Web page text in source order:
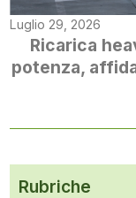
Luglio 29, 2026
Ricarica
potenza,
Rubriche